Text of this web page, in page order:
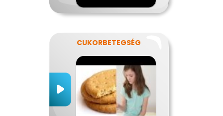
CUKORBETEGSÉG